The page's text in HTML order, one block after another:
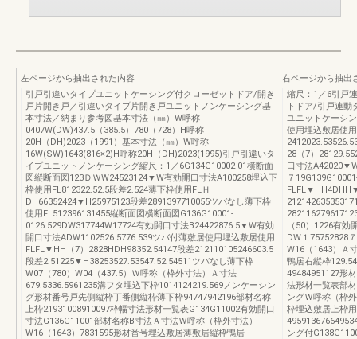
左ページから抽出された内容
引戸引違いタイプユニットケーシング付クローゼットドア/開き
戸片開き戸／引違いタイプ片開き戸ユニットノンケーシング基
本寸法／納まり参考図基本寸法（㎜）W呼称
0407W(DW)437.5（385.5）780（728）H呼称
20H（DH)2023（1991）基本寸法（㎜）W呼称
16W(SW)1643(816×2)H呼称20H（DH)2023(1995)引戸引違いタ
イプユニットノンケーシング縮尺：1／6G134G10002-01横断面
図縦断面図123ＤＷW24523124▼W有効開口寸法A100258埋込下
枠使用FL812322.52.5段差2.524薄下枠使用FLＨ
DH66352424▼H25975123段差2891397710055ツバなし薄下枠
使用FL512396131455縦断面図横断面図G136G10001-
0126.529DW317744W17724有効開口寸法B24422876.5▼W有効
開口寸法ADW1102526.5776.539ツバ付薄敷居使用埋込敷居使用
FLFL▼HH（7）2828HDH98352.54147段差212110105246603.5
段差2.51225▼H38253527.53547.52.54511ツバなし薄下枠
W07（780）W04（437.5）Ｗ呼称（枠外寸法）Ａ寸法
679.5336.5961235溝フタ埋込下枠1014124219.569ノンケーシン
グ形材番号戸先側縦枠丁番側縦枠薄下枠94747942196部材名称
上枠21931008910097枠幅寸法形材一覧表G134G11002有効開口
寸法G136G11001部材名称B寸法Ａ寸法Ｗ呼称（枠外寸法）
W16（1643）7831595形材番号埋込敷居薄敷居縦枠鴨居
右ページから抽出
縮尺：1／6引戸
トドア/引戸連動
ユニットケーシ
使用埋込敷居使
28（7）
口寸法
７
（50）1226有
DW１75752828
W16（1643）Ａ
鴨居右縦枠
49484951127形
法形材一覧表部
ングＷ呼称（枠
枠埋込敷居上枠
ング付